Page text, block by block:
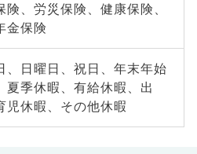
険、労災保険、健康保険、
金保険
、日曜日、祝日、年末年始
夏季休暇、有給休暇、出
児休暇、その他休暇